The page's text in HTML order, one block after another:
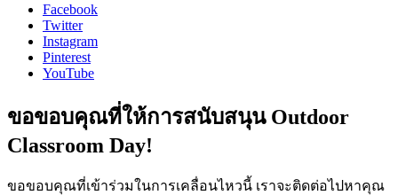
Facebook
Twitter
Instagram
Pinterest
YouTube
ขอขอบคุณที่ให้การสนับสนุน Outdoor
Classroom Day!
ขอขอบคุณที่เข้าร่วมในการเคลื่อนไหวนี้ เราจะติดต่อไปหาคุณ